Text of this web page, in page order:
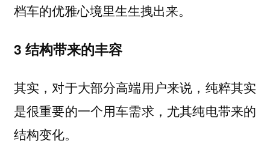
档车的优雅心境里生生拽出来。
3 结构带来的丰容
其实，对于大部分高端用户来说，纯粹其实
是很重要的一个用车需求，尤其纯电带来的
结构变化。